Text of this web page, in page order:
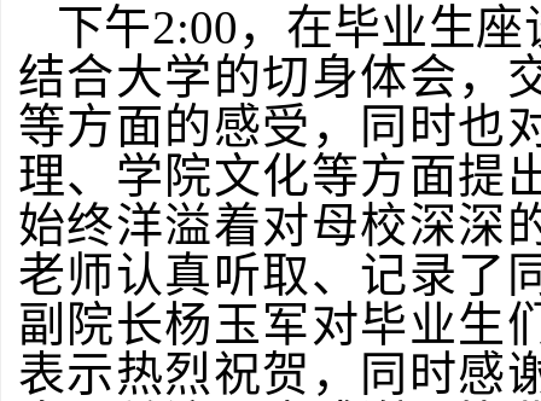
下午2:00，在毕业生
结合大学的切身体会，
等方面的感受，同时也
理、学院文化等方面提
始终洋溢着对母校深深
老师认真听取、记录了
副院长杨玉军对毕业生
表示热烈祝贺，同时感